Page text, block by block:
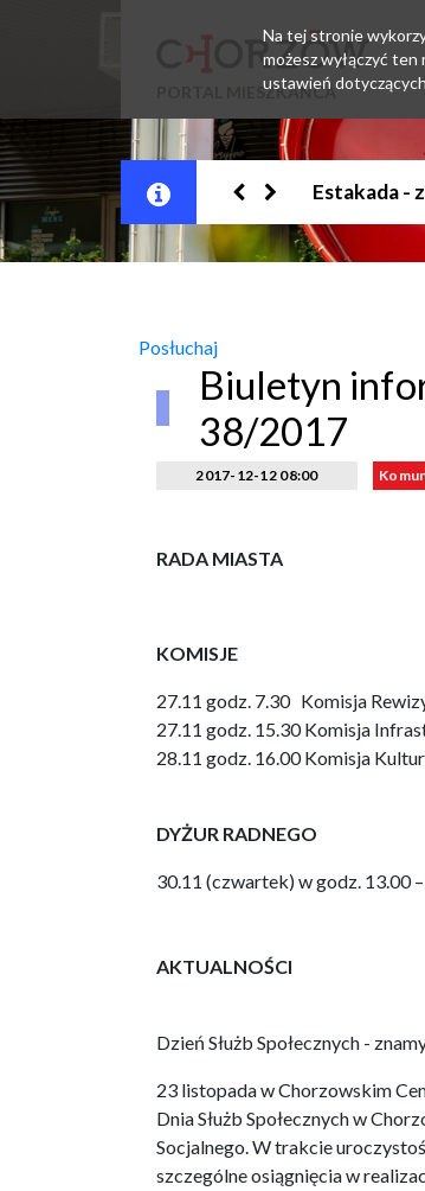
PORTAL MIESZKAŃCA
Jesteśmy
Posłuchaj
Biuletyn
38/2017
2017-12-12 08:00
RADA MIASTA
KOMISJE
27.11 godz. 7.30 Komisja
27.11 godz. 15.30 Komisja
28.11 godz. 16.00 Komisja
DYŻUR RADNEGO
30.11 (czwartek) w godz. 13.00
AKTUALNOŚCI
Dzień Służb Społecznych -
23 listopada w Chorzowskim
Dnia Służb Społecznych w
Socjalnego. W trakcie
szczególne osiągnięcia w
Na tej stronie
możesz wyłączyć
ustawień